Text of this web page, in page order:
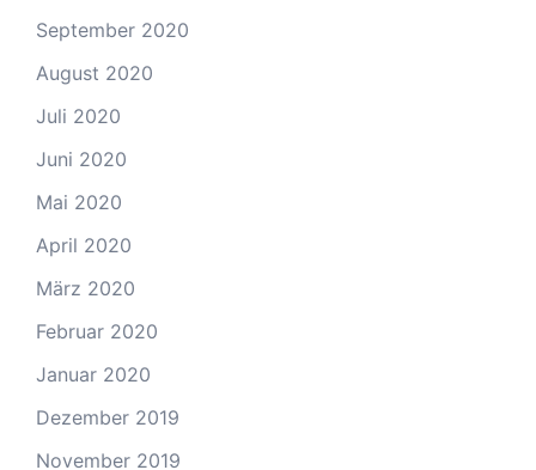
September 2020
August 2020
Juli 2020
Juni 2020
Mai 2020
April 2020
März 2020
Februar 2020
Januar 2020
Dezember 2019
November 2019